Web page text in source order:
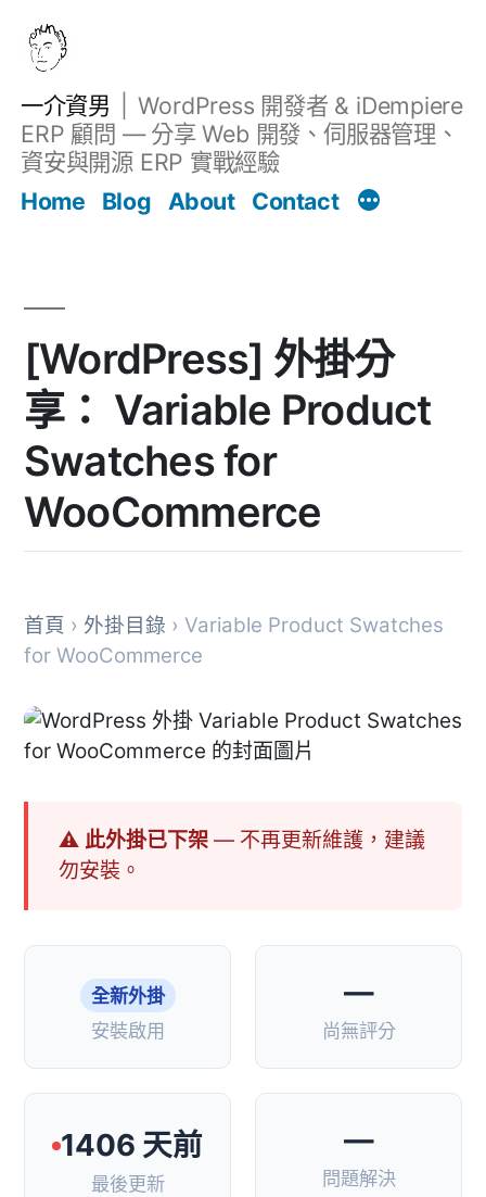
一介資男
WordPress 開發者 & iDempiere
ERP 顧問 — 分享 Web 開發、伺服器管理、
資安與開源 ERP 實戰經驗
Home
Blog About Contact
[WordPress] 外掛分
享： Variable Product
Swatches for
WooCommerce
首頁 › 外掛目錄 › Variable Product Swatches
for WooCommerce
⚠ 此外掛已下架— 不再更新維護，建議
勿安裝。
全新外掛
安裝啟用
—
尚無評分
1406 天前
最後更新
—
問題解決
文章 Filter